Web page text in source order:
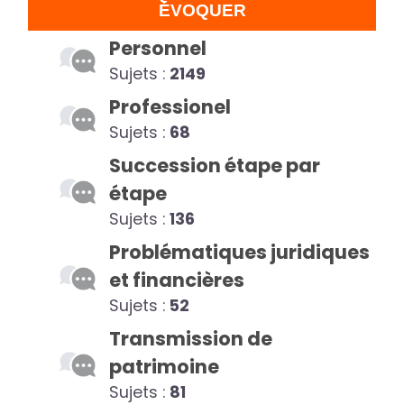
ÉVOQUER
Personnel
Sujets : 2149
Professionel
Sujets : 68
Succession étape par
étape
Sujets : 136
Problématiques juridiques
et financières
Sujets : 52
Transmission de
patrimoine
Sujets : 81